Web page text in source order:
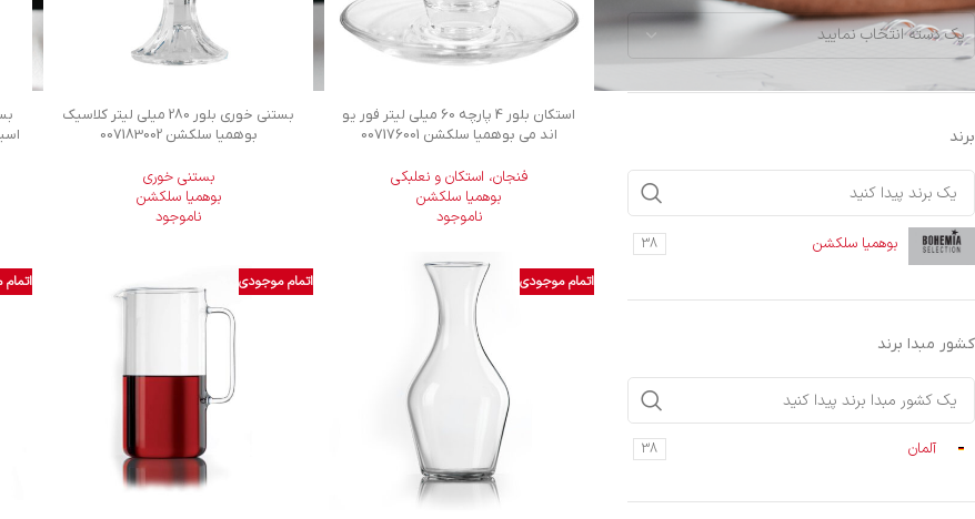
یک دسته انتخاب نمایید
برند
بوهمیا سلکشن 38
کشور مبدا برند
آلمان 38
استکان بلور 4 پارچه 60 میلی لیتر فور یو
اند می بوهمیا سلکشن 007176001
فنجان، استکان و نعلبکی
بوهمیا سلکشن
ناموجود
بستنی خوری بلور 280 میلی لیتر کلاسیک
بوهمیا سلکشن 007183002
بستنی خوری
بوهمیا سلکشن
ناموجود
اتمام موجودی اتمام موجودی